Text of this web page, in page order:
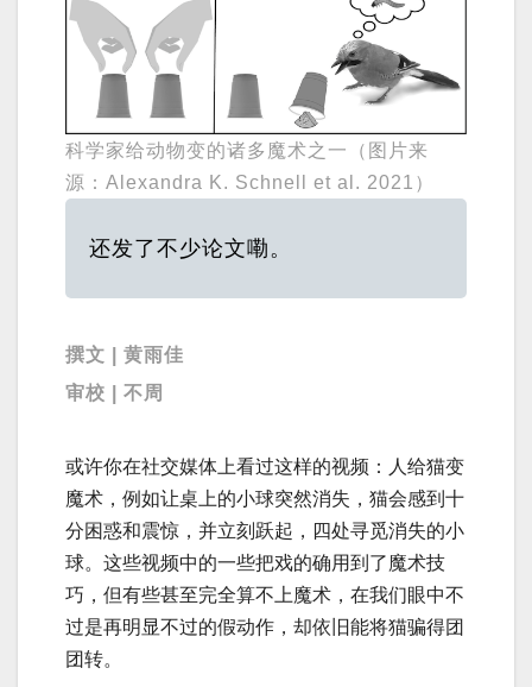
科学家给动物变的诸多魔术之一（图片来
源：Alexandra K. Schnell et al. 2021）
还发了不少论文嘞。
撰文 | 黄雨佳
审校 | 不周
或许你在社交媒体上看过这样的视频：人给猫变
魔术，例如让桌上的小球突然消失，猫会感到十
分困惑和震惊，并立刻跃起，四处寻觅消失的小
球。这些视频中的一些把戏的确用到了魔术技
巧，但有些甚至完全算不上魔术，在我们眼中不
过是再明显不过的假动作，却依旧能将猫骗得团
团转。